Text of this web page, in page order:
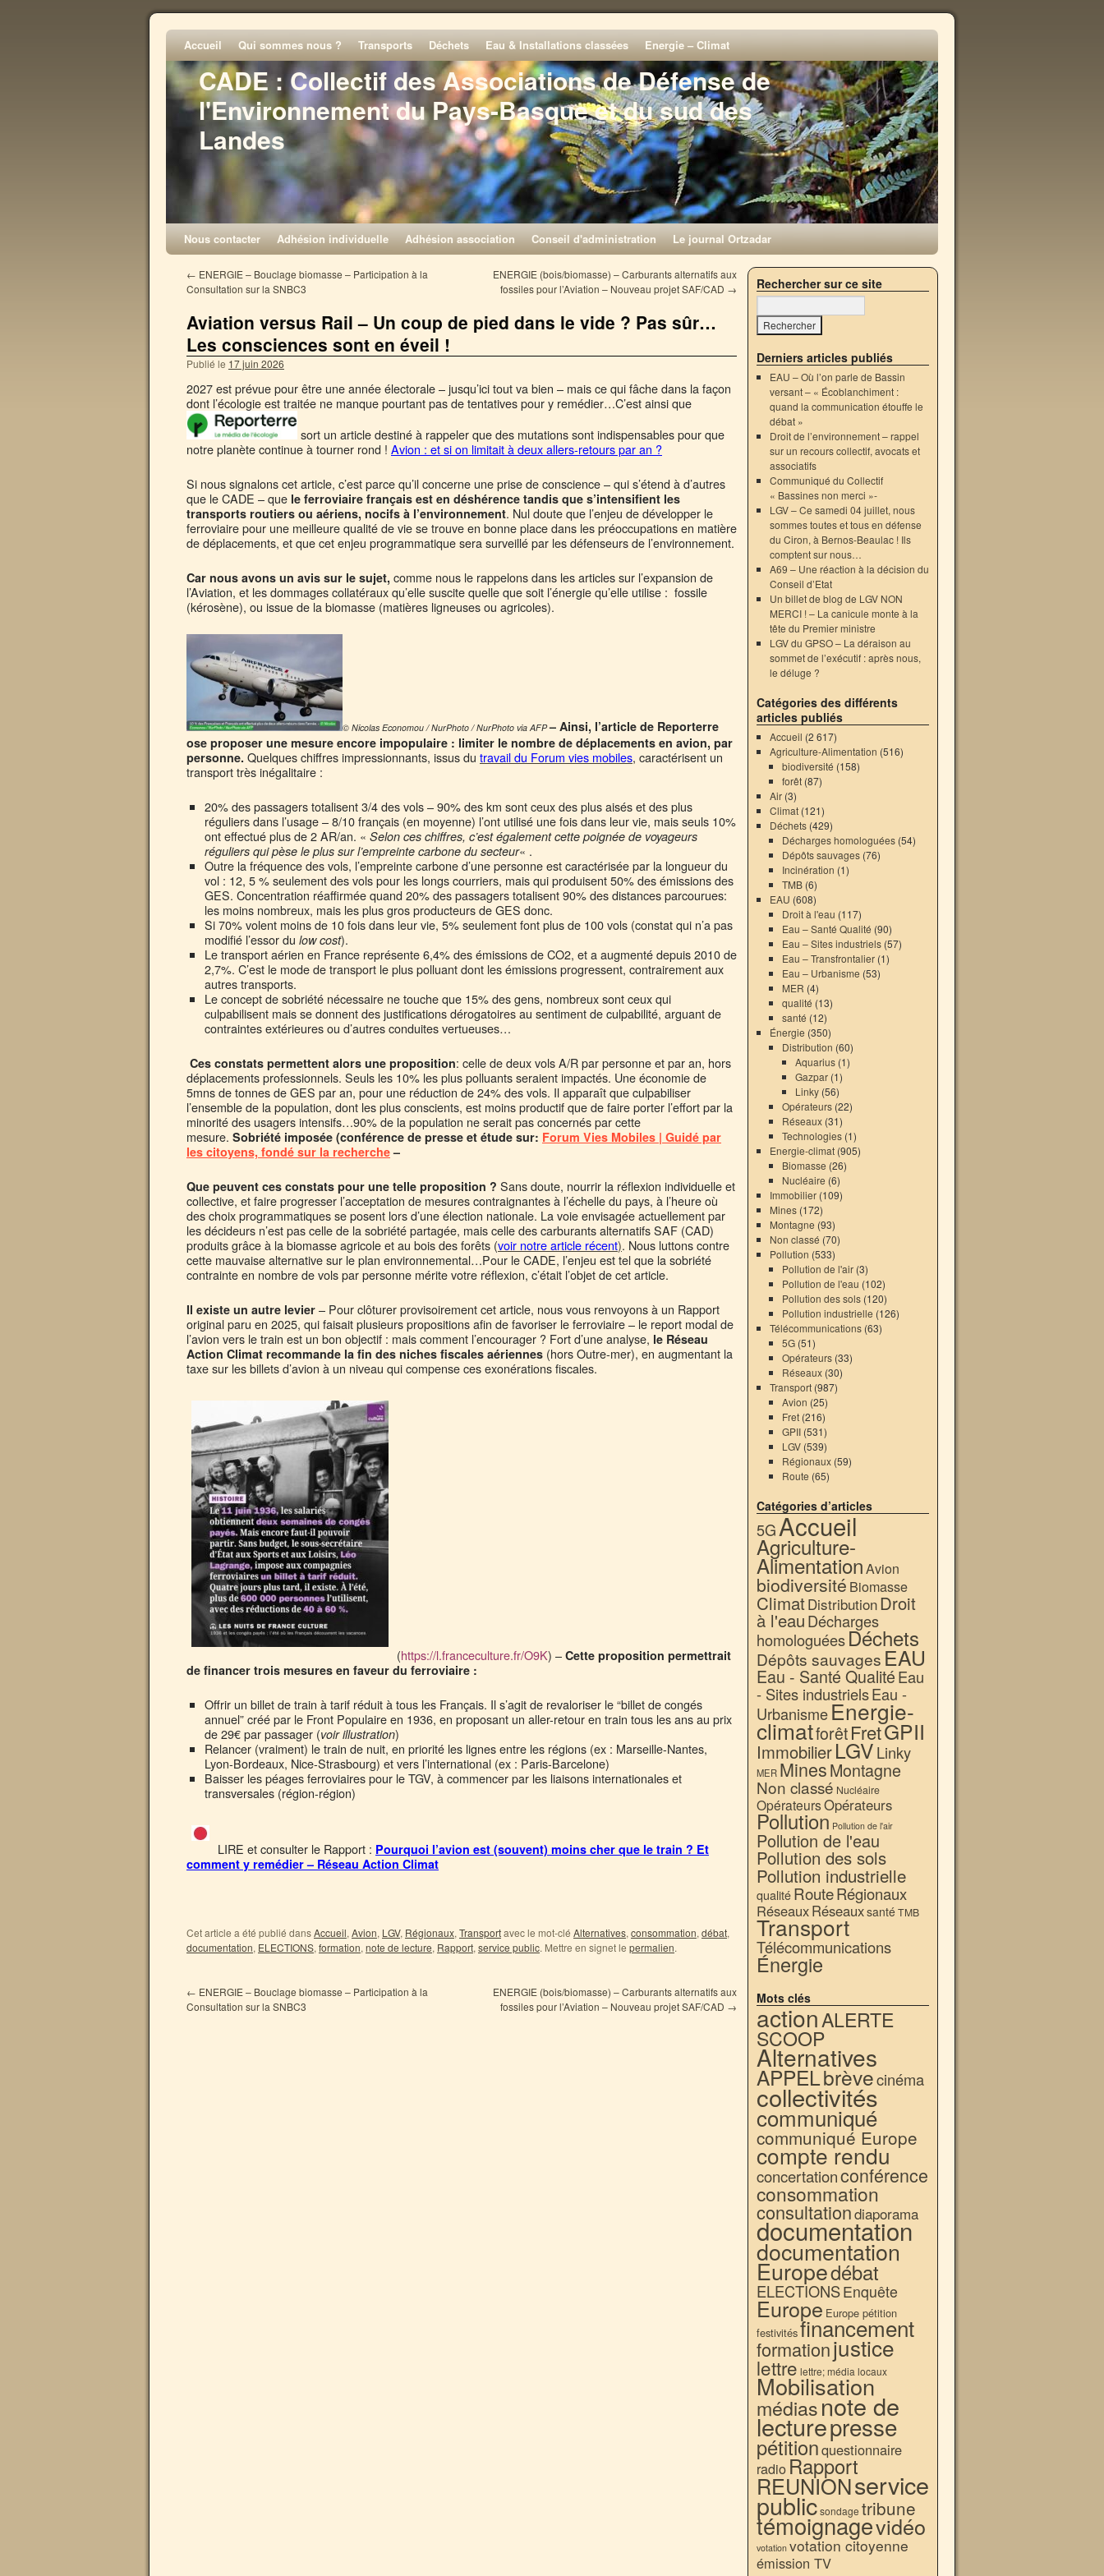
CADE : Collectif des Associations de Défense de
l'Environnement du Pays-Basque et du sud des
Landes
Accueil Qui sommes nous ? Transports Déchets Eau & Installations classées Energie – Climat
Nous contacter Adhésion individuelle Adhésion association Conseil d'administration Le journal Ortzadar
← ENERGIE – Bouclage biomasse – Participation à la
Consultation sur la SNBC3
ENERGIE (bois/biomasse) – Carburants alternatifs aux
fossiles pour l’Aviation – Nouveau projet SAF/CAD →
Aviation versus Rail – Un coup de pied dans le vide ? Pas sûr…
Les consciences sont en éveil !
Publié le 17 juin 2026
2027 est prévue pour être une année électorale – jusqu’ici tout va bien – mais ce qui fâche dans la façon
dont l’écologie est traitée ne manque pourtant pas de tentatives pour y remédier…C’est ainsi que
sort un article destiné à rappeler que des mutations sont indispensables pour que
notre planète continue à tourner rond ! Avion : et si on limitait à deux allers-retours par an ?
Si nous signalons cet article, c’est parce qu’il concerne une prise de conscience – qui s’étend à d’autres
que le CADE – que le ferroviaire français est en déshérence tandis que s’intensifient les
transports routiers ou aériens, nocifs à l’environnement. Nul doute que l’enjeu de développer le
ferroviaire pour une meilleure qualité de vie se trouve en bonne place dans les préoccupations en matière
de déplacements, et que cet enjeu programmatique sera surveillé par les défenseurs de l’environnement.
Car nous avons un avis sur le sujet, comme nous le rappelons dans les articles sur l’expansion de
l’Aviation, et les dommages collatéraux qu’elle suscite quelle que soit l’énergie qu’elle utilise : fossile
(kérosène), ou issue de la biomasse (matières ligneuses ou agricoles).
© Nicolas Economou / NurPhoto / NurPhoto via AFP– Ainsi, l’article de Reporterre
ose proposer une mesure encore impopulaire : limiter le nombre de déplacements en avion, par
personne. Quelques chiffres impressionnants, issus du travail du Forum vies mobiles, caractérisent un
transport très inégalitaire :
20% des passagers totalisent 3/4 des vols – 90% des km sont ceux des plus aisés et des plus
réguliers dans l’usage – 8/10 français (en moyenne) l’ont utilisé une fois dans leur vie, mais seuls 10%
ont effectué plus de 2 AR/an. « Selon ces chiffres, c’est également cette poignée de voyageurs
réguliers qui pèse le plus sur l’empreinte carbone du secteur« .
Outre la fréquence des vols, l’empreinte carbone d’une personne est caractérisée par la longueur du
vol : 12, 5 % seulement des vols pour les longs courriers, mais qui produisent 50% des émissions des
GES. Concentration réaffirmée quand 20% des passagers totalisent 90% des distances parcourues:
les moins nombreux, mais les plus gros producteurs de GES donc.
Si 70% volent moins de 10 fois dans leur vie, 5% seulement font plus de 100 vols (constat qui n’a pas
modifié l’essor du low cost).
Le transport aérien en France représente 6,4% des émissions de CO2, et a augmenté depuis 2010 de
2,7%. C’est le mode de transport le plus polluant dont les émissions progressent, contrairement aux
autres transports.
Le concept de sobriété nécessaire ne touche que 15% des gens, nombreux sont ceux qui
culpabilisent mais se donnent des justifications dérogatoires au sentiment de culpabilité, arguant de
contraintes extérieures ou d’autres conduites vertueuses…
Ces constats permettent alors une proposition: celle de deux vols A/R par personne et par an, hors
déplacements professionnels. Seuls les 10% les plus polluants seraient impactés. Une économie de
5mns de tonnes de GES par an, pour une réduction de 24% des vols. Il apparaît que culpabiliser
l’ensemble de la population, dont les plus conscients, est moins productif que de faire porter l’effort par la
minorité des usagers intensifs…90% de la population ne serait pas concernés par cette
mesure. Sobriété imposée (conférence de presse et étude sur: Forum Vies Mobiles | Guidé par
les citoyens, fondé sur la recherche–
Que peuvent ces constats pour une telle proposition ? Sans doute, nourrir la réflexion individuelle et
collective, et faire progresser l’acceptation de mesures contraignantes à l’échelle du pays, à l’heure où
des choix programmatiques se posent lors d’une élection nationale. La voie envisagée actuellement par
les décideurs n’est pas celle de la sobriété partagée, mais celle des carburants alternatifs SAF (CAD)
produits grâce à la biomasse agricole et au bois des forêts (voir notre article récent). Nous luttons contre
cette mauvaise alternative sur le plan environnemental…Pour le CADE, l’enjeu est tel que la sobriété
contrainte en nombre de vols par personne mérite votre réflexion, c’était l’objet de cet article.
Il existe un autre levier – Pour clôturer provisoirement cet article, nous vous renvoyons à un Rapport
original paru en 2025, qui faisait plusieurs propositions afin de favoriser le ferroviaire – le report modal de
l’avion vers le train est un bon objectif : mais comment l’encourager ? Fort d’une analyse, le Réseau
Action Climat recommande la fin des niches fiscales aériennes (hors Outre-mer), en augmentant la
taxe sur les billets d’avion à un niveau qui compense ces exonérations fiscales.
(https://l.franceculture.fr/O9K) – Cette proposition permettrait
de financer trois mesures en faveur du ferroviaire :
Offrir un billet de train à tarif réduit à tous les Français. Il s’agit de revaloriser le “billet de congés
annuel” créé par le Front Populaire en 1936, en proposant un aller-retour en train tous les ans au prix
de 29€ par passager (voir illustration)
Relancer (vraiment) le train de nuit, en priorité les lignes entre les régions (ex : Marseille-Nantes,
Lyon-Bordeaux, Nice-Strasbourg) et vers l’international (ex : Paris-Barcelone)
Baisser les péages ferroviaires pour le TGV, à commencer par les liaisons internationales et
transversales (région-région)
LIRE et consulter le Rapport : Pourquoi l’avion est (souvent) moins cher que le train ? Et
comment y remédier – Réseau Action Climat
Cet article a été publié dansAccueil, Avion, LGV, Régionaux, Transportavec le mot-clé Alternatives, consommation, débat,
documentation, ELECTIONS, formation, note de lecture, Rapport, service public. Mettre en signet le permalien.
← ENERGIE – Bouclage biomasse – Participation à la
Consultation sur la SNBC3
ENERGIE (bois/biomasse) – Carburants alternatifs aux
fossiles pour l’Aviation – Nouveau projet SAF/CAD →
Rechercher sur ce site
Derniers articles publiés
EAU – Où l’on parle de Bassin
versant – « Écoblanchiment :
quand la communication étouffe le
débat »
Droit de l’environnement – rappel
sur un recours collectif, avocats et
associatifs
Communiqué du Collectif
« Bassines non merci »-
LGV – Ce samedi 04 juillet, nous
sommes toutes et tous en défense
du Ciron, à Bernos-Beaulac ! Ils
comptent sur nous…
A69 – Une réaction à la décision du
Conseil d’Etat
Un billet de blog de LGV NON
MERCI ! – La canicule monte à la
tête du Premier ministre
LGV du GPSO – La déraison au
sommet de l’exécutif : après nous,
le déluge ?
Catégories des différents
articles publiés
Accueil (2 617)
Agriculture-Alimentation (516)
biodiversité (158)
forêt (87)
Air(3)
Climat(121)
Déchets(429)
Décharges homologuées (54)
Dépôts sauvages (76)
Incinération (1)
TMB (6)
EAU (608)
Droit à l'eau (117)
Eau – Santé Qualité (90)
Eau – Sites industriels (57)
Eau – Transfrontalier (1)
Eau – Urbanisme (53)
MER (4)
qualité (13)
santé (12)
Énergie (350)
Distribution (60)
Aquarius(1)
Gazpar(1)
Linky(56)
Opérateurs (22)
Réseaux (31)
Technologies (1)
Energie-climat(905)
Biomasse (26)
Nucléaire (6)
Immobilier(109)
Mines(172)
Montagne (93)
Non classé (70)
Pollution (533)
Pollution de l'air (3)
Pollution de l'eau (102)
Pollution des sols (120)
Pollution industrielle (126)
Télécommunications(63)
5G (51)
Opérateurs (33)
Réseaux (30)
Transport(987)
Avion (25)
Fret (216)
GPII (531)
LGV (539)
Régionaux (59)
Route (65)
Catégories d’articles
5GAccueil
Agriculture-
AlimentationAvion
biodiversité Biomasse
ClimatDistributionDroit
à l'eauDécharges
homologuéesDéchets
Dépôts sauvages EAU
Eau - Santé QualitéEau
- Sites industrielsEau -
UrbanismeEnergie-
climatforêtFretGPII
ImmobilierLGVLinky
MER MinesMontagne
Non classé Nucléaire
OpérateursOpérateurs
Pollution Pollution de l'air
Pollution de l'eau
Pollution des sols
Pollution industrielle
qualité RouteRégionaux
RéseauxRéseauxsantéTMB
Transport
Télécommunications
Énergie
Mots clés
actionALERTE
SCOOP
Alternatives
APPELbrèvecinéma
collectivités
communiqué
communiqué Europe
compte rendu
concertationconférence
consommation
consultationdiaporama
documentation
documentation
Europedébat
ELECTIONSEnquête
Europe Europe pétition
festivitésfinancement
formationjustice
lettre lettre; média locaux
Mobilisation
médiasnote de
lecturepresse
pétitionquestionnaire
radio Rapport
REUNIONservice
publicsondage tribune
témoignagevidéo
votation votation citoyenne
émission TV